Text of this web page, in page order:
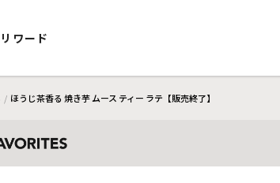
リワード
ほうじ茶香る 焼き芋 ムース ティー ラテ【販売終了】